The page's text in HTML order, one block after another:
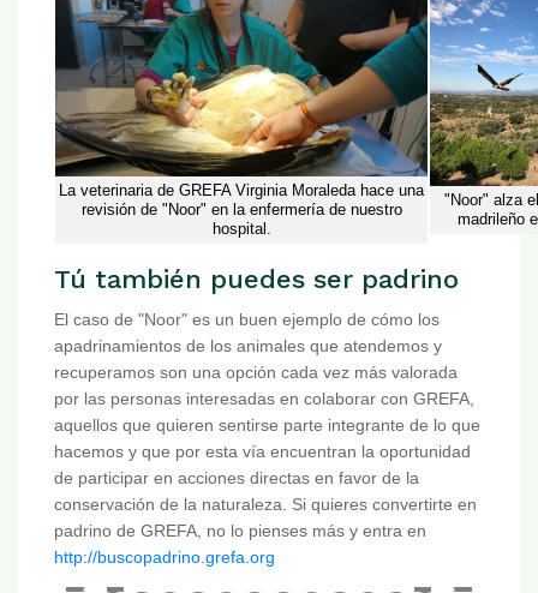
La veterinaria de GREFA Virginia Moraleda hace una
revisión de "Noor" en la enfermería de nuestro
hospital.
"Noor" alza
madrileño
Tú también puedes ser padrino
El caso de "Noor" es un buen ejemplo de cómo los
apadrinamientos de los animales que atendemos y
recuperamos son una opción cada vez más valorada
por las personas interesadas en colaborar con GREFA,
aquellos que quieren sentirse parte integrante de lo que
hacemos y que por esta vía encuentran la oportunidad
de participar en acciones directas en favor de la
conservación de la naturaleza. Si quieres convertirte en
padrino de GREFA, no lo pienses más y entra en
http://buscopadrino.grefa.org